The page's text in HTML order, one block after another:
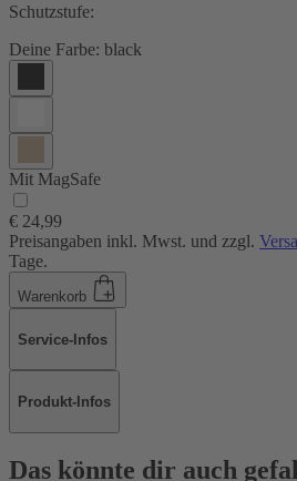
Schutzstufe:
Deine Farbe: black
Mit MagSafe
€ 24,99
Preisangaben inkl. Mwst. und zzgl.
Tage.
Warenkorb
Service-Infos
Produkt-Infos
Das könnte dir auch